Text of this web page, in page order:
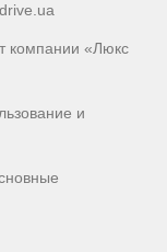
компании «Люкс
и